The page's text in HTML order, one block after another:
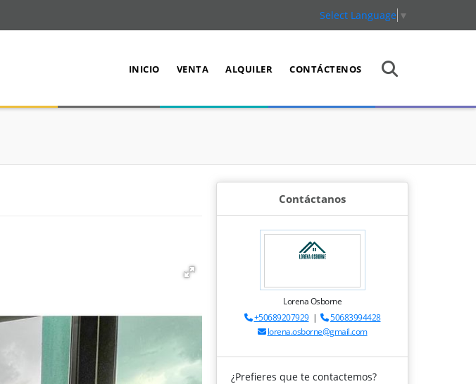
Select Language ▼
INICIO VENTA ALQUILER CONTÁCTENOS
Contáctanos
Lorena Osborne
+50689207929|
50683994428
lorena.osborne@gmail.com
¿Prefieres que te contactemos?